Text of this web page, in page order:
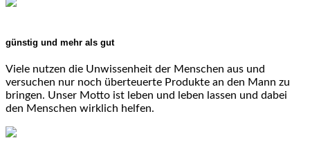
günstig und mehr als gut
Viele nutzen die Unwissenheit der Menschen aus und
versuchen nur noch überteuerte Produkte an den Mann zu
bringen. Unser Motto ist leben und leben lassen und dabei
den Menschen wirklich helfen.